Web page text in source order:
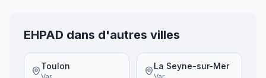
EHPAD dans d'autres villes
Toulon La Seyne-sur-Mer